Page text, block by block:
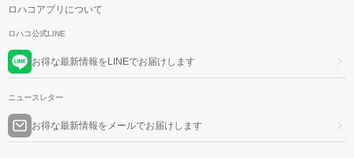
ロハコアプリについて
ロハコ公式LINE
お得な最新情報をLINEでお届けします
ニュースレター
お得な最新情報をメールでお届けします